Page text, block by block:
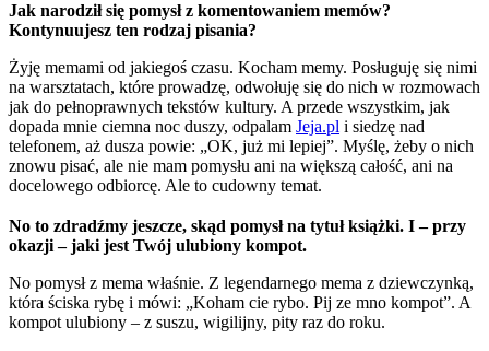
Jak narodził się pomysł z komentowaniem memów?
Kontynuujesz ten rodzaj pisania?
Żyję memami od jakiegoś czasu. Kocham memy. Posługuję się nimi
na warsztatach, które prowadzę, odwołuję się do nich w rozmowach
jak do pełnoprawnych tekstów kultury. A przede wszystkim, jak
dopada mnie ciemna noc duszy, odpalam Jeja.pl i siedzę nad
telefonem, aż dusza powie: „OK, już mi lepiej”. Myślę, żeby o nich
znowu pisać, ale nie mam pomysłu ani na większą całość, ani na
docelowego odbiorcę. Ale to cudowny temat.
No to zdradźmy jeszcze, skąd pomysł na tytuł książki. I – przy
okazji – jaki jest Twój ulubiony kompot.
No pomysł z mema właśnie. Z legendarnego mema z dziewczynką,
która ściska rybę i mówi: „Koham cie rybo. Pij ze mno kompot”. A
kompot ulubiony – z suszu, wigilijny, pity raz do roku.